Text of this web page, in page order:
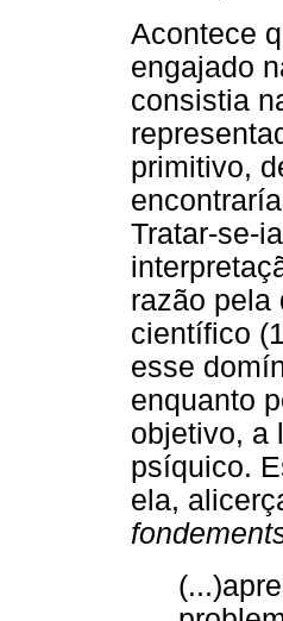
Acontece
engajado
consistia
primitivo,
Tratar-se-
razão pela
científico
esse
enquanto
objetivo, a
psíquico.
ela,